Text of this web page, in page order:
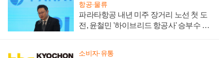
항공·물류
파라타항공 내년 미주 장거리 노선 첫 도
전, 윤철민 '하이브리드 항공사' 승부수 통
소비자·유통